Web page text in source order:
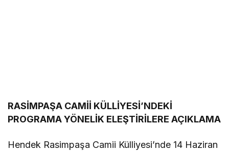
RASİMPAŞA CAMİİ KÜLLİYESİ’NDEKİ
PROGRAMA YÖNELİK ELEŞTİRİLERE AÇIKLAMA
Hendek Rasimpaşa Camii Külliyesi’nde 14 Haziran